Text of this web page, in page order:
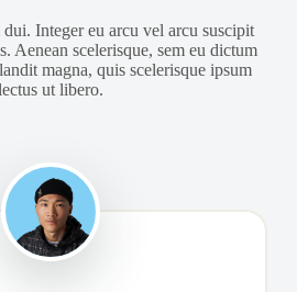
Integer eu arcu vel arcu suscipit
Aenean scelerisque, sem eu dictum
magna, quis scelerisque ipsum
ut libero.